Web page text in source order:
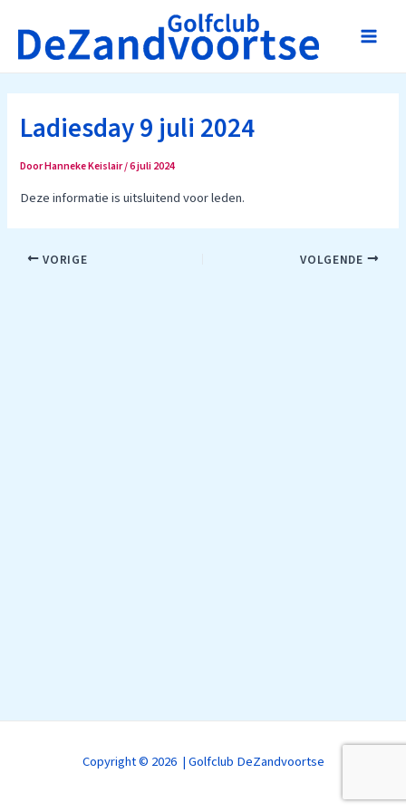
naar
inhoud
Main
Ladiesday 9 juli 2024
DoorHanneke Keislair/6 juli 2024
Deze informatie is uitsluitend voor leden.
BerichtVORIGE VOLGENDE
Copyright © 2026 | Golfclub DeZandvoortse